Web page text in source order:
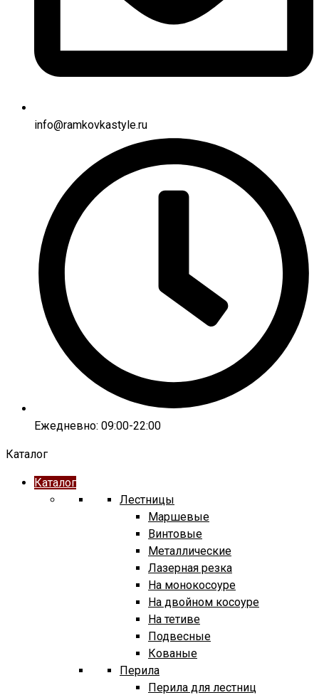
info@ramkovkastyle.ru
Ежедневно: 09:00-22:00
Каталог
Каталог
Лестницы
Маршевые
Винтовые
Металлические
Лазерная резка
На монокосоуре
На двойном косоуре
На тетиве
Подвесные
Кованые
Перила
Перила для лестниц